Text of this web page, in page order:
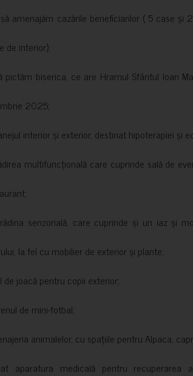
amenajăm cazările beneficiarilor ( 5 case
de interior);
pictăm biserica, ce are Hramul Sfântul Ioan
2025;
interior și exterior, destinat hipoterapiei și
multifuncțională care cuprinde sală de
senzorială, care cuprinde și un iaz și
la fel cu mobilier de exterior și plante;
joacă pentru copii exterior;
de mini-fotbal;
animalelor, cu spațiile pentru Alpaca,
aparatura medicală pentru recuperarea